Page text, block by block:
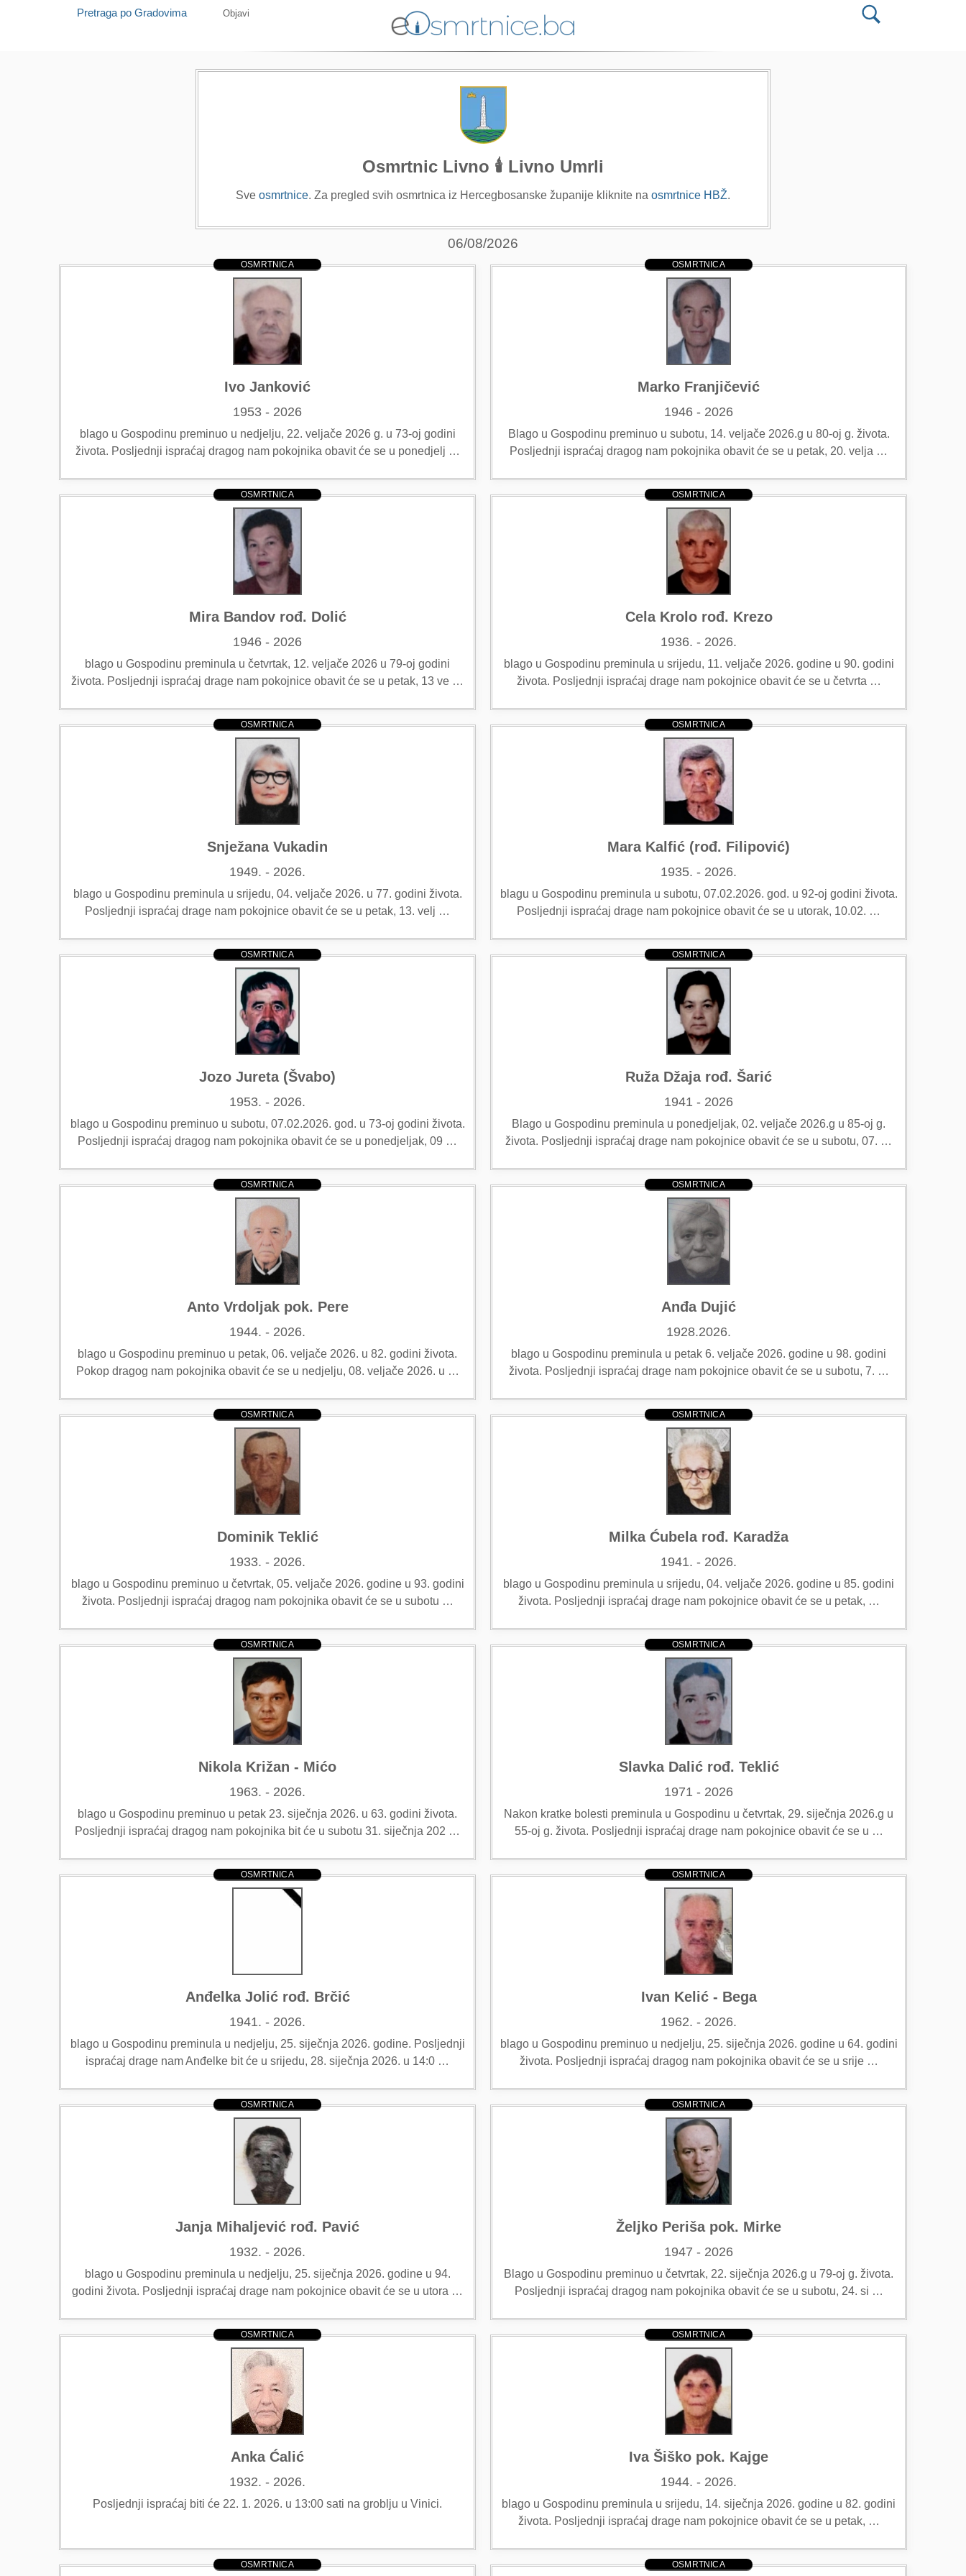
Pretraga po Gradovima Objavi
Osmrtnic Livno 🕯️ Livno Umrli
Sve osmrtnice. Za pregled svih osmrtnica iz Hercegbosanske županije kliknite na osmrtnice HBŽ.
06/08/2026
OSMRTNICA
Ivo Janković
1953 - 2026
blago u Gospodinu preminuo u nedjelju, 22. veljače 2026 g. u 73-oj godini
života. Posljednji ispraćaj dragog nam pokojnika obavit će se u ponedjelj …
OSMRTNICA
Marko Franjičević
1946 - 2026
Blago u Gospodinu preminuo u subotu, 14. veljače 2026.g u 80-oj g. života.
Posljednji ispraćaj dragog nam pokojnika obavit će se u petak, 20. velja …
OSMRTNICA
Mira Bandov rođ. Dolić
1946 - 2026
blago u Gospodinu preminula u četvrtak, 12. veljače 2026 u 79-oj godini
života. Posljednji ispraćaj drage nam pokojnice obavit će se u petak, 13 ve …
OSMRTNICA
Cela Krolo rođ. Krezo
1936. - 2026.
blago u Gospodinu preminula u srijedu, 11. veljače 2026. godine u 90. godini
života. Posljednji ispraćaj drage nam pokojnice obavit će se u četvrta …
OSMRTNICA
Snježana Vukadin
1949. - 2026.
blago u Gospodinu preminula u srijedu, 04. veljače 2026. u 77. godini života.
Posljednji ispraćaj drage nam pokojnice obavit će se u petak, 13. velj …
OSMRTNICA
Mara Kalfić (rođ. Filipović)
1935. - 2026.
blagu u Gospodinu preminula u subotu, 07.02.2026. god. u 92-oj godini života.
Posljednji ispraćaj drage nam pokojnice obavit će se u utorak, 10.02. …
OSMRTNICA
Jozo Jureta (Švabo)
1953. - 2026.
blago u Gospodinu preminuo u subotu, 07.02.2026. god. u 73-oj godini života.
Posljednji ispraćaj dragog nam pokojnika obavit će se u ponedjeljak, 09 …
OSMRTNICA
Ruža Džaja rođ. Šarić
1941 - 2026
Blago u Gospodinu preminula u ponedjeljak, 02. veljače 2026.g u 85-oj g.
života. Posljednji ispraćaj drage nam pokojnice obavit će se u subotu, 07. …
OSMRTNICA
Anto Vrdoljak pok. Pere
1944. - 2026.
blago u Gospodinu preminuo u petak, 06. veljače 2026. u 82. godini života.
Pokop dragog nam pokojnika obavit će se u nedjelju, 08. veljače 2026. u …
OSMRTNICA
Anđa Dujić
1928.2026.
blago u Gospodinu preminula u petak 6. veljače 2026. godine u 98. godini
života. Posljednji ispraćaj drage nam pokojnice obavit će se u subotu, 7. …
OSMRTNICA
Dominik Teklić
1933. - 2026.
blago u Gospodinu preminuo u četvrtak, 05. veljače 2026. godine u 93. godini
života. Posljednji ispraćaj dragog nam pokojnika obavit će se u subotu …
OSMRTNICA
Milka Ćubela rođ. Karadža
1941. - 2026.
blago u Gospodinu preminula u srijedu, 04. veljače 2026. godine u 85. godini
života. Posljednji ispraćaj drage nam pokojnice obavit će se u petak, …
OSMRTNICA
Nikola Križan - Mićo
1963. - 2026.
blago u Gospodinu preminuo u petak 23. siječnja 2026. u 63. godini života.
Posljednji ispraćaj dragog nam pokojnika bit će u subotu 31. siječnja 202 …
OSMRTNICA
Slavka Dalić rođ. Teklić
1971 - 2026
Nakon kratke bolesti preminula u Gospodinu u četvrtak, 29. siječnja 2026.g u
55-oj g. života. Posljednji ispraćaj drage nam pokojnice obavit će se u …
OSMRTNICA
Anđelka Jolić rođ. Brčić
1941. - 2026.
blago u Gospodinu preminula u nedjelju, 25. siječnja 2026. godine. Posljednji
ispraćaj drage nam Anđelke bit će u srijedu, 28. siječnja 2026. u 14:0 …
OSMRTNICA
Ivan Kelić - Bega
1962. - 2026.
blago u Gospodinu preminuo u nedjelju, 25. siječnja 2026. godine u 64. godini
života. Posljednji ispraćaj dragog nam pokojnika obavit će se u srije …
OSMRTNICA
Janja Mihaljević rođ. Pavić
1932. - 2026.
blago u Gospodinu preminula u nedjelju, 25. siječnja 2026. godine u 94.
godini života. Posljednji ispraćaj drage nam pokojnice obavit će se u utora …
OSMRTNICA
Željko Periša pok. Mirke
1947 - 2026
Blago u Gospodinu preminuo u četvrtak, 22. siječnja 2026.g u 79-oj g. života.
Posljednji ispraćaj dragog nam pokojnika obavit će se u subotu, 24. si …
OSMRTNICA
Anka Ćalić
1932. - 2026.
Posljednji ispraćaj biti će 22. 1. 2026. u 13:00 sati na groblju u Vinici.
OSMRTNICA
Iva Šiško pok. Kajge
1944. - 2026.
blago u Gospodinu preminula u srijedu, 14. siječnja 2026. godine u 82. godini
života. Posljednji ispraćaj drage nam pokojnice obavit će se u petak, …
OSMRTNICA OSMRTNICA